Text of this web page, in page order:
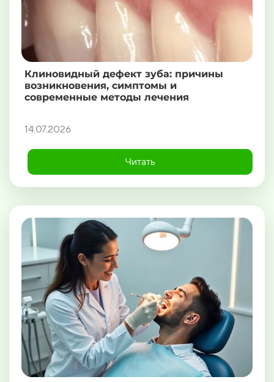
Клиновидный дефект зуба: причины
возникновения, симптомы и
современные методы лечения
14.07.2026
Читать